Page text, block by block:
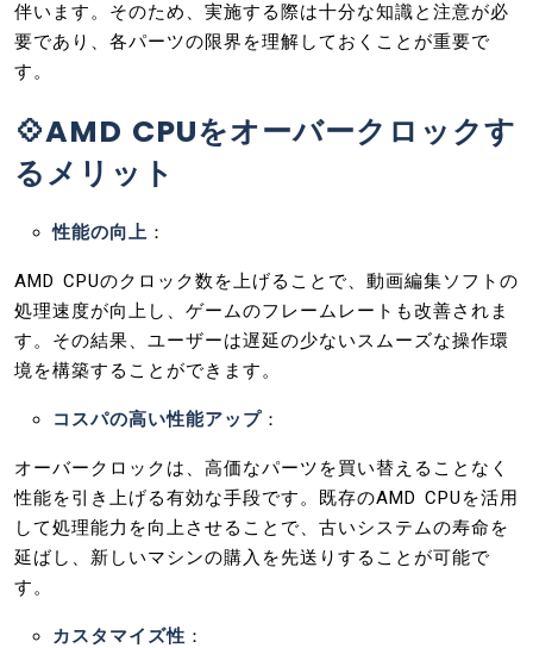
伴います。そのため、実施する際は十分な知識と注意が必
要であり、各パーツの限界を理解しておくことが重要で
す。
💠AMD CPUをオーバークロックす
るメリット
性能の向上 ：
AMD CPUのクロック数を上げることで、動画編集ソフトの
処理速度が向上し、ゲームのフレームレートも改善されま
す。その結果、ユーザーは遅延の少ないスムーズな操作環
境を構築することができます。
コスパの高い性能アップ ：
オーバークロックは、高価なパーツを買い替えることなく
性能を引き上げる有効な手段です。既存のAMD CPUを活用
して処理能力を向上させることで、古いシステムの寿命を
延ばし、新しいマシンの購入を先送りすることが可能で
す。
カスタマイズ性 ：